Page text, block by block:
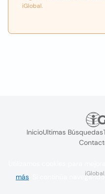
iGlobal.
InicioUltimas Búsquedas
más . Si continúa